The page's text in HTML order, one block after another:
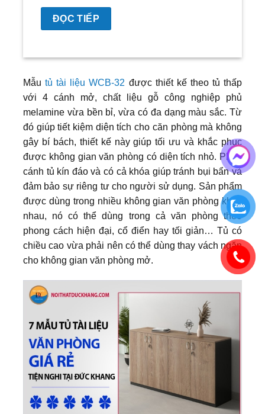
ĐỌC TIẾP
Mẫutủ tài liệu WCB-32 được thiết kế theo tủ thấp
với 4 cánh mở, chất liệu gỗ công nghiệp phủ
melamine vừa bền bỉ, vừa có đa dạng màu sắc. Từ
đó giúp tiết kiệm diện tích cho căn phòng mà không
gây bí bách, thiết kế này giúp tối ưu và khắc phục
được không gian văn phòng có diện tích nhỏ. Phần
cánh tủ kín đáo và có cả khóa giúp tránh bụi bẩn và
đảm bảo sự riêng tư cho người sử dụng. Sản phẩm
được dùng trong nhiều không gian văn phòng khác
nhau, nó có thể dùng trong cả văn phòng theo
phong cách hiện đại, cổ điển hay tối giản… Tủ có
chiều cao vừa phải nên có thể dùng thay vách ngăn
cho không gian văn phòng mở.